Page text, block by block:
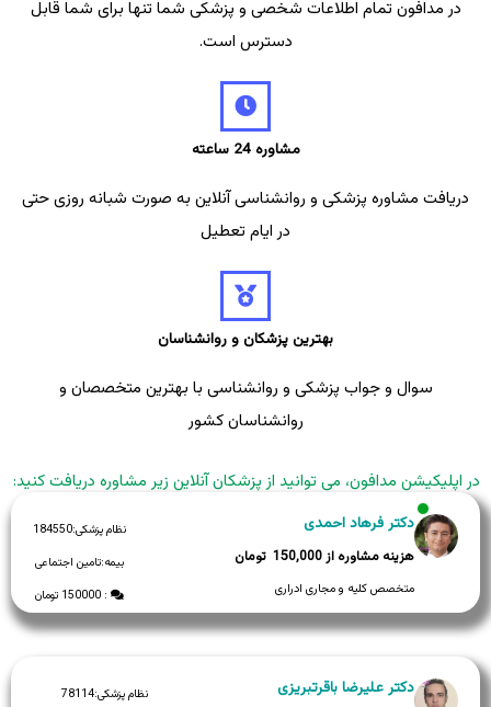
در مدافون تمام اطلاعات شخصی و پزشکی شما تنها برای شما قابل
دسترس است.
مشاوره 24 ساعته
دریافت مشاوره پزشکی و روانشناسی آنلاین به صورت شبانه روزی حتی
در ایام تعطیل
بهترین پزشکان و روانشناسان
سوال و جواب پزشکی و روانشناسی با بهترین متخصصان و
روانشناسان کشور
در اپلیکیشن مدافون، می توانید از پزشکان آنلاین زیر مشاوره دریافت کنید:
نظام پزشکی:184550
بیمه:تامین اجتماعی
: 150000 تومان
دکتر فرهاد احمدی
150,000
متخصص کلیه و مجاری ادراری
نظام پزشکی:78114
دکتر علیرضا باقرتبریزی